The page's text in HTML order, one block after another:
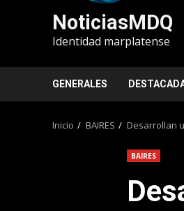
NoticiasMDQ
Identidad marplatense
GENERALES
Inicio BAIRES Desarrollan
BAIRES